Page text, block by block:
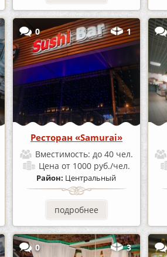
0 1
Ресторан «Samurai»
Вместимость: до 40 чел.
Ценаот 1000 руб./чел.
Район: Центральный
подробнее
0 3